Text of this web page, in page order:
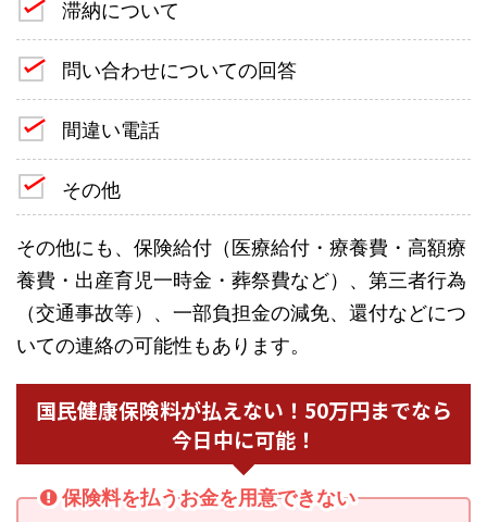
滞納について
問い合わせについての回答
間違い電話
その他
その他にも、保険給付（医療給付・療養費・高額療
養費・出産育児一時金・葬祭費など）、第三者行為
（交通事故等）、一部負担金の減免、還付などにつ
いての連絡の可能性もあります。
国民健康保険料が払えない！50万円までなら
今日中に可能！
保険料を払うお金を用意できない